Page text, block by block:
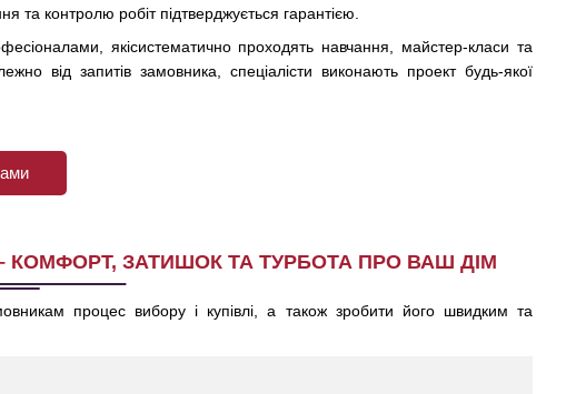
та контролю робіт підтверджується гарантією.
якісистематично проходять навчання, майстер-класи та
від запитів замовника, спеціалісти виконають проект будь-якої
КОМФОРТ, ЗАТИШОК ТА ТУРБОТА ПРО ВАШ ДІМ
процес вибору і купівлі, а також зробити його швидким та